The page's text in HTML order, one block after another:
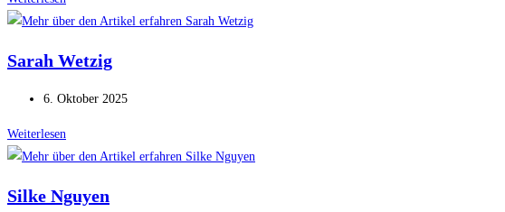
Deistler
Sarah Wetzig
Beitrag
6. Oktober 2025
Weiterlesen
Wetzig
Silke Nguyen